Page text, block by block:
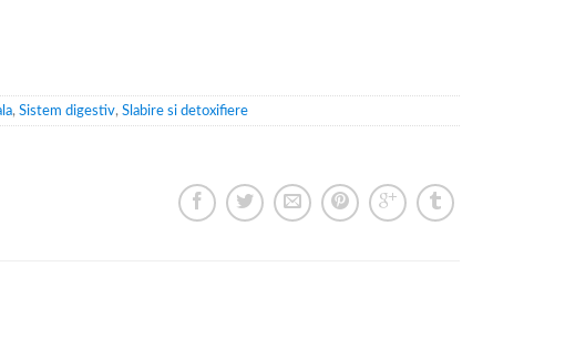
, Sistem digestiv, Slabire si detoxifiere